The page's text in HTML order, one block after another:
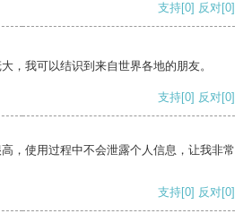
支持[0] 反对[0]
，我可以结识到来自世界各地的朋友。
支持[0] 反对[0]
，使用过程中不会泄露个人信息，让我非常
支持[0] 反对[0]